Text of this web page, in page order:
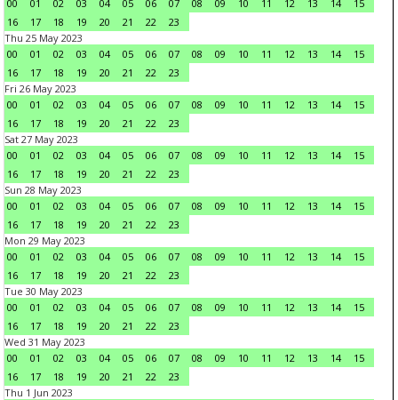
00
01 02 03 04 05 06 07 08 09 10 11 12 13 14
15
16
17 18 19 20 21 22
23
Thu 25 May 2023
00
01 02 03 04 05 06 07 08 09 10 11 12 13 14
15
16
17 18 19 20 21 22
23
Fri 26 May 2023
00
01 02 03 04 05 06 07 08 09 10 11 12 13 14
15
16
17 18 19 20 21 22
23
Sat 27 May 2023
00
01 02 03 04 05 06 07 08 09 10 11 12 13 14
15
16
17 18 19 20 21 22
23
Sun 28 May 2023
00
01 02 03 04 05 06 07 08 09 10 11 12 13 14
15
16
17 18 19 20 21 22
23
Mon 29 May 2023
00
01 02 03 04 05 06 07 08 09 10 11 12 13 14
15
16
17 18 19 20 21 22
23
Tue 30 May 2023
00
01 02 03 04 05 06 07 08 09 10 11 12 13 14
15
16
17 18 19 20 21 22
23
Wed 31 May 2023
00
01 02 03 04 05 06 07 08 09 10 11 12 13 14
15
16
17 18 19 20 21 22
23
Thu 1 Jun 2023